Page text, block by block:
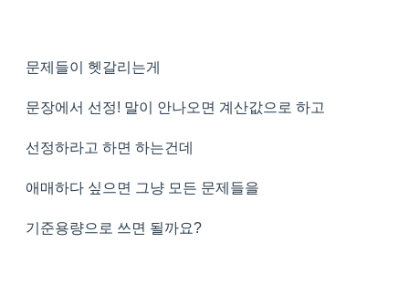
문제들이 헷갈리는게
문장에서 선정! 말이 안나오면 계산값으로 하고
선정하라고 하면 하는건데
애매하다 싶으면 그냥 모든 문제들을
기준용량으로 쓰면 될까요?